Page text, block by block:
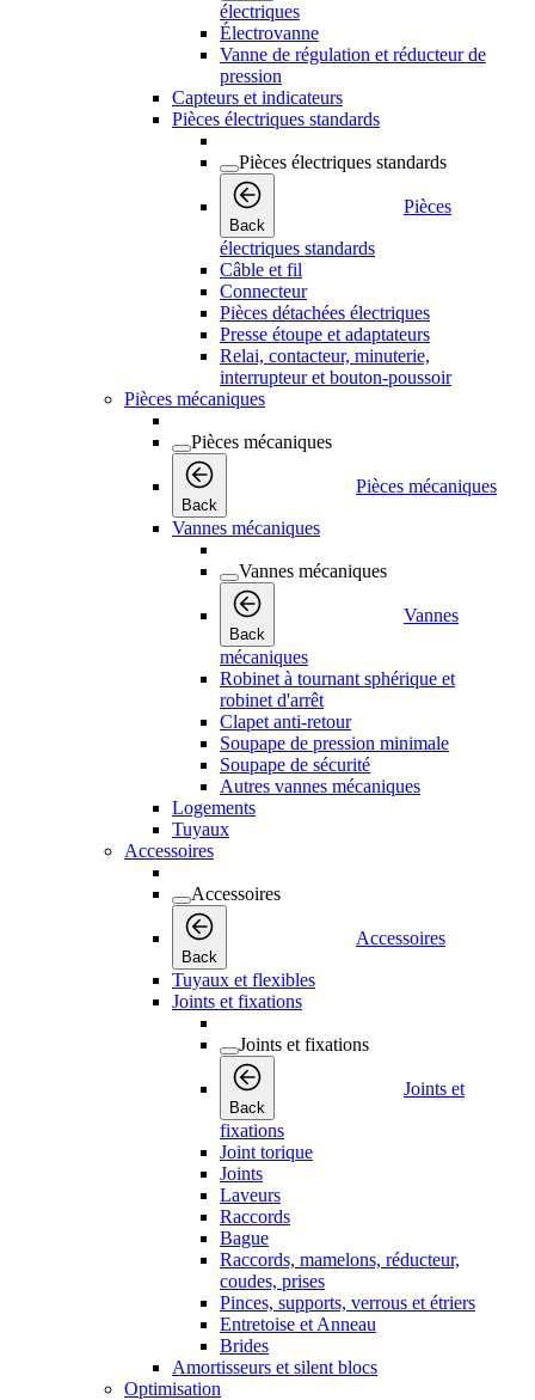
électriques
Électrovanne
Vanne de régulation et réducteur de
pression
Capteurs et indicateurs
Pièces électriques standards
Pièces électriques standards
Back
Pièces
électriques standards
Câble et fil
Connecteur
Pièces détachées électriques
Presse étoupe et adaptateurs
Relai, contacteur, minuterie,
interrupteur et bouton-poussoir
Pièces mécaniques
Pièces mécaniques
Back
Pièces mécaniques
Vannes mécaniques
Vannes mécaniques
Back
Vannes
mécaniques
Robinet à tournant sphérique et
robinet d'arrêt
Clapet anti-retour
Soupape de pression minimale
Soupape de sécurité
Autres vannes mécaniques
Logements
Tuyaux
Accessoires
Accessoires
Back
Accessoires
Tuyaux et flexibles
Joints et fixations
Joints et fixations
Back
Joints et
fixations
Joint torique
Joints
Laveurs
Raccords
Bague
Raccords, mamelons, réducteur,
coudes, prises
Pinces, supports, verrous et étriers
Entretoise et Anneau
Brides
Amortisseurs et silent blocs
Optimisation